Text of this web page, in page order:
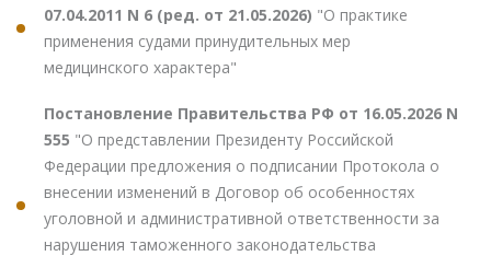
07.04.2011 N 6 (ред. от 21.05.2026) "О практике
применения судами принудительных мер
медицинского характера"
Постановление Правительства РФ от 16.05.2026 N
555 "О представлении Президенту Российской
Федерации предложения о подписании Протокола о
внесении изменений в Договор об особенностях
уголовной и административной ответственности за
нарушения таможенного законодательства